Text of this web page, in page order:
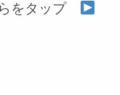
をタップ